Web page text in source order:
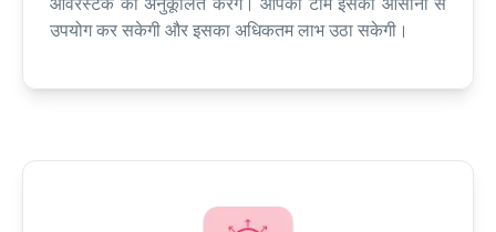
ऑवरस्टैक को अनुकूलित करेंगे। आपकी टीम इसका आसानी से
उपयोग कर सकेगी और इसका अधिकतम लाभ उठा सकेगी।